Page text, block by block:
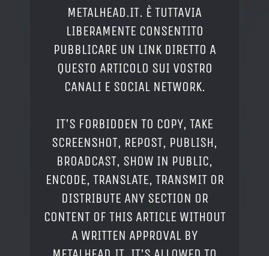
METALHEAD.IT. È TUTTAVIA
LIBERAMENTE CONSENTITO
PUBBLICARE UN LINK DIRETTO A
QUESTO ARTICOLO SUI VOSTRO
CANALI E SOCIAL NETWORK.
IT'S FORBIDDEN TO COPY, TAKE
SCREENSHOT, REPOST, PUBLISH,
BROADCAST, SHOW IN PUBLIC,
ENCODE, TRANSLATE, TRANSMIT OR
DISTRIBUTE ANY SECTION OR
CONTENT OF THIS ARTICLE WITHOUT
A WRITTEN APPROVAL BY